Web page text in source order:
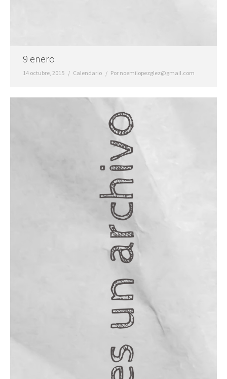
9 enero
14 octubre, 2015 Calendario Por noemilopezglez@gmail.com